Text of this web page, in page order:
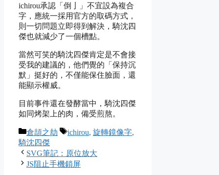
ichirou承認「倒亅」不宜設為複合
字，應統一採用官方的取碼方式，
則一切問題立即得到解決，騎沈四
傑也就減少了一個槽點。
當然可笑的騎沈四傑肯定是不會接
受我的建議的，他們覺的「保持沉
默」挺好的，不僅能保住臉面，還
能顯示權威。
目前事件還在發酵當中，騎沈四傑
如同烤架上的肉，備受煎熬。
Categories
倉頡之劫 Tags
ichirou, 旋轉鏡像字,
騎沈四傑
SVG筆記：原位放大
JS阻止手機鎖屏